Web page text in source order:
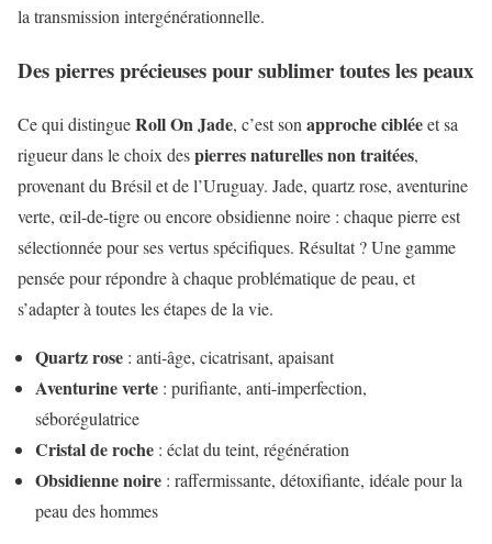
la transmission intergénérationnelle.
Des pierres précieuses pour sublimer toutes les peaux
Ce qui distingueRoll On Jade, c’est son approche cibléeet sa
rigueur dans le choix despierres naturelles non traitées,
provenant du Brésil et de l’Uruguay. Jade, quartz rose, aventurine
verte, œil-de-tigre ou encore obsidienne noire : chaque pierre est
sélectionnée pour ses vertus spécifiques. Résultat ? Une gamme
pensée pour répondre à chaque problématique de peau, et
s’adapter à toutes les étapes de la vie.
Quartz rose : anti-âge, cicatrisant, apaisant
Aventurine verte : purifiante, anti-imperfection,
séborégulatrice
Cristal de roche : éclat du teint, régénération
Obsidienne noire : raffermissante, détoxifiante, idéale pour la
peau des hommes